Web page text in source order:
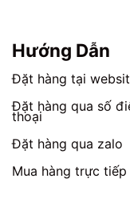
trang
sản
phẩm
Hướng Dẫn
Đặt hàng tại
Đặt hàng qua số
thoại
Đặt hàng qua zalo
Mua hàng trực tiếp